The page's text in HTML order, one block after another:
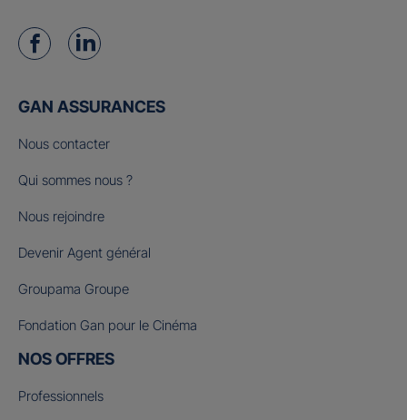
GAN ASSURANCES
Nous contacter
Qui sommes nous ?
Nous rejoindre
Devenir Agent général
Groupama Groupe
Fondation Gan pour le Cinéma
NOS OFFRES
Professionnels